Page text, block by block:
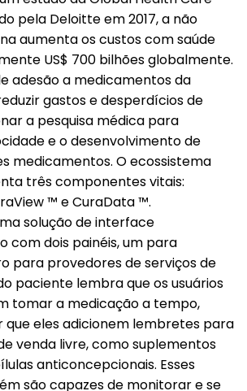
pela Deloitte em 2017, a não
aumenta os custos com saúde
US$ 700 bilhões globalmente.
adesão a medicamentos da
gastos e desperdícios de
a pesquisa médica para
e o desenvolvimento de
medicamentos. O ecossistema
três componentes vitais:
™ e CuraData ™.
solução de interface
com dois painéis, um para
para provedores de serviços de
paciente lembra que os usuários
tomar a medicação a tempo,
eles adicionem lembretes para
venda livre, como suplementos
anticoncepcionais. Esses
são capazes de monitorar e se